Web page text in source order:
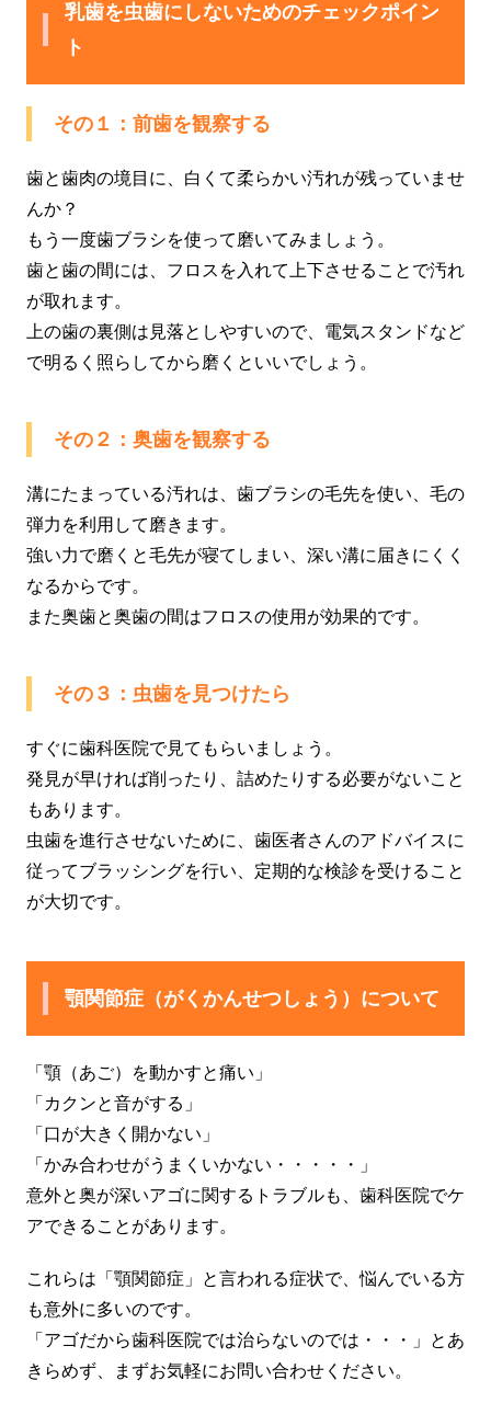
乳歯を虫歯にしないためのチェックポイン
ト
その１：前歯を観察する
歯と歯肉の境目に、白くて柔らかい汚れが残っていませ
んか？
もう一度歯ブラシを使って磨いてみましょう。
歯と歯の間には、フロスを入れて上下させることで汚れ
が取れます。
上の歯の裏側は見落としやすいので、電気スタンドなど
で明るく照らしてから磨くといいでしょう。
その２：奥歯を観察する
溝にたまっている汚れは、歯ブラシの毛先を使い、毛の
弾力を利用して磨きます。
強い力で磨くと毛先が寝てしまい、深い溝に届きにくく
なるからです。
また奥歯と奥歯の間はフロスの使用が効果的です。
その３：虫歯を見つけたら
すぐに歯科医院で見てもらいましょう。
発見が早ければ削ったり、詰めたりする必要がないこと
もあります。
虫歯を進行させないために、歯医者さんのアドバイスに
従ってブラッシングを行い、定期的な検診を受けること
が大切です。
顎関節症（がくかんせつしょう）について
「顎（あご）を動かすと痛い」
「カクンと音がする」
「口が大きく開かない」
「かみ合わせがうまくいかない・・・・・」
意外と奥が深いアゴに関するトラブルも、歯科医院でケ
アできることがあります。
これらは「顎関節症」と言われる症状で、悩んでいる方
も意外に多いのです。
「アゴだから歯科医院では治らないのでは・・・」とあ
きらめず、まずお気軽にお問い合わせください。